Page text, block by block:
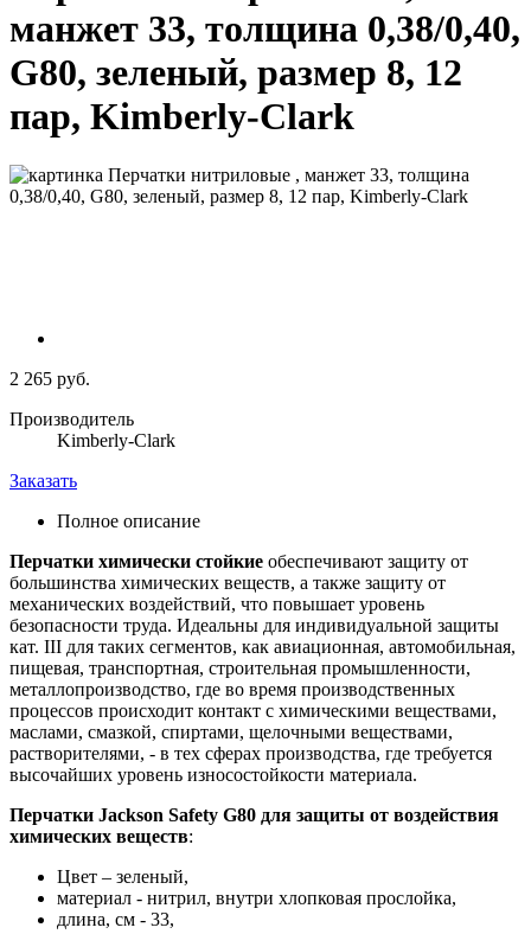
манжет 33, толщина 0,38/0,40,
G80, зеленый, размер 8, 12
пар, Kimberly-Clark
2 265 руб.
Производитель
Kimberly-Clark
Заказать
Полное описание
Перчатки химически стойкие обеспечивают защиту от
большинства химических веществ, а также защиту от
механических воздействий, что повышает уровень
безопасности труда. Идеальны для индивидуальной защиты
кат. III для таких сегментов, как авиационная, автомобильная,
пищевая, транспортная, строительная промышленности,
металлопроизводство, где во время производственных
процессов происходит контакт с химическими веществами,
маслами, смазкой, спиртами, щелочными веществами,
растворителями, - в тех сферах производства, где требуется
высочайших уровень износостойкости материала.
Перчатки Jackson Safety G80 для защиты от воздействия
химических веществ:
Цвет – зеленый,
материал - нитрил, внутри хлопковая прослойка,
длина, см - 33,